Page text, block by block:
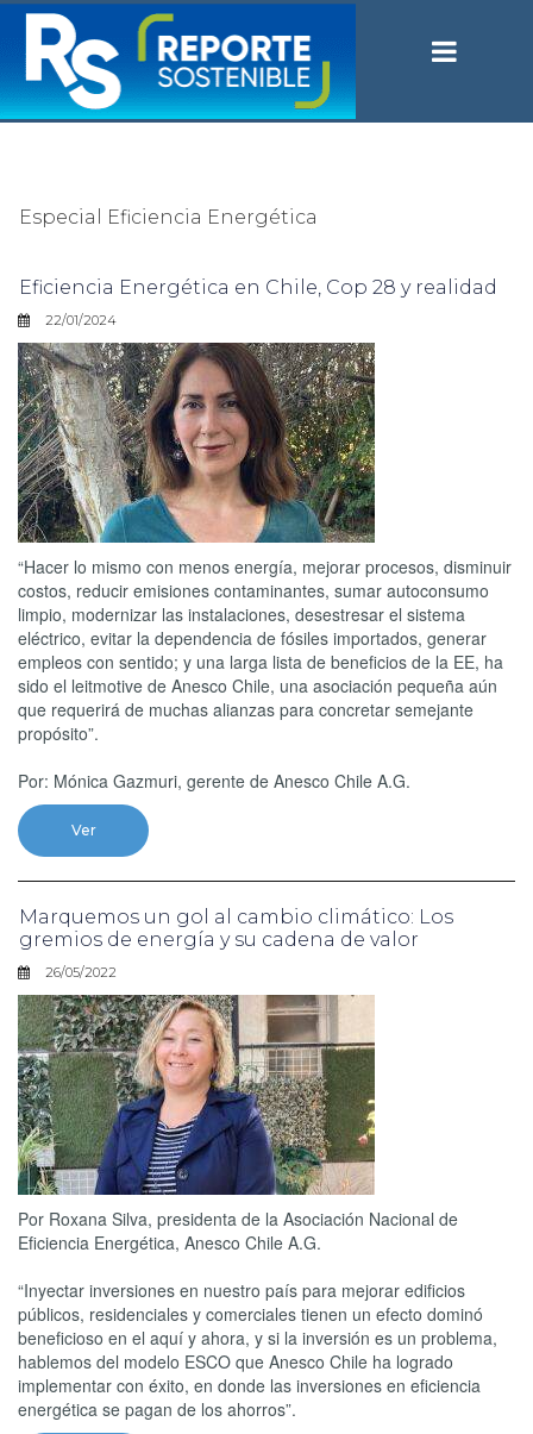
Especial Eficiencia Energética
Eficiencia Energética en Chile, Cop 28 y realidad
22/01/2024
“Hacer lo mismo con menos energía, mejorar procesos, disminuir
costos, reducir emisiones contaminantes, sumar autoconsumo
limpio, modernizar las instalaciones, desestresar el sistema
eléctrico, evitar la dependencia de fósiles importados, generar
empleos con sentido; y una larga lista de beneficios de la EE, ha
sido el leitmotive de Anesco Chile, una asociación pequeña aún
que requerirá de muchas alianzas para concretar semejante
propósito”.
Por: Mónica Gazmuri, gerente de Anesco Chile A.G.
Ver
Marquemos un gol al cambio climático: Los
gremios de energía y su cadena de valor
26/05/2022
Por Roxana Silva, presidenta de la Asociación Nacional de
Eficiencia Energética, Anesco Chile A.G.
“Inyectar inversiones en nuestro país para mejorar edificios
públicos, residenciales y comerciales tienen un efecto dominó
beneficioso en el aquí y ahora, y si la inversión es un problema,
hablemos del modelo ESCO que Anesco Chile ha logrado
implementar con éxito, en donde las inversiones en eficiencia
energética se pagan de los ahorros”.